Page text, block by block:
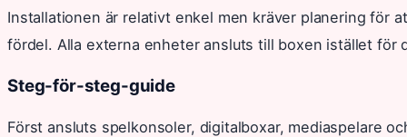
Installationen är relativt enkel men kräver planering för
fördel. Alla externa enheter ansluts till boxen istället för
Steg-för-steg-guide
Först ansluts spelkonsoler, digitalboxar, mediaspelare